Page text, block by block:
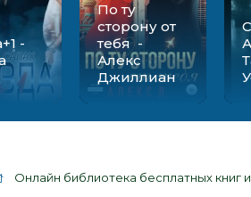
-
По ту
сторону от
тебя -
Алекс
Джиллиан
Онлайн библиотека бесплатных книг